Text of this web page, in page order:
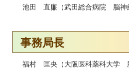
池田 直廉（武田総合病院 脳神
事務局長
福村 匡央（大阪医科薬科大学